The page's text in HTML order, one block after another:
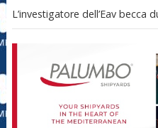
L’investigatore dell’Eav becca